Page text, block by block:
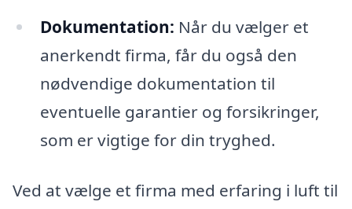
Dokumentation: Når du vælger et
anerkendt firma, får du også den
nødvendige dokumentation til
eventuelle garantier og forsikringer,
som er vigtige for din tryghed.
Ved at vælge et firma med erfaring i luft til